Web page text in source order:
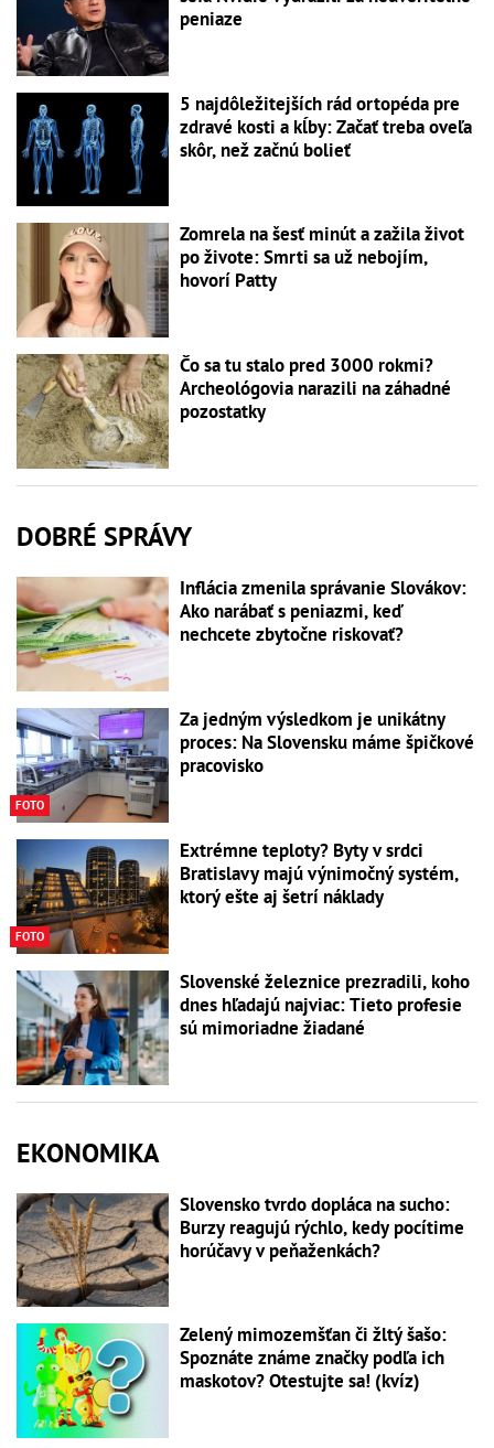
peniaze
5 najdôležitejších rád ortopéda pre
zdravé kosti a kĺby: Začať treba oveľa
skôr, než začnú bolieť
Zomrela na šesť minút a zažila život
po živote: Smrti sa už nebojím,
hovorí Patty
Čo sa tu stalo pred 3000 rokmi?
Archeológovia narazili na záhadné
pozostatky
DOBRÉ SPRÁVY
Inflácia zmenila správanie Slovákov:
Ako narábať s peniazmi, keď
nechcete zbytočne riskovať?
FOTO
Za jedným výsledkom je unikátny
proces: Na Slovensku máme špičkové
pracovisko
FOTO
Extrémne teploty? Byty v srdci
Bratislavy majú výnimočný systém,
ktorý ešte aj šetrí náklady
Slovenské železnice prezradili, koho
dnes hľadajú najviac: Tieto profesie
sú mimoriadne žiadané
EKONOMIKA
Slovensko tvrdo dopláca na sucho:
Burzy reagujú rýchlo, kedy pocítime
horúčavy v peňaženkách?
Zelený mimozemšťan či žltý šašo:
Spoznáte známe značky podľa ich
maskotov? Otestujte sa! (kvíz)